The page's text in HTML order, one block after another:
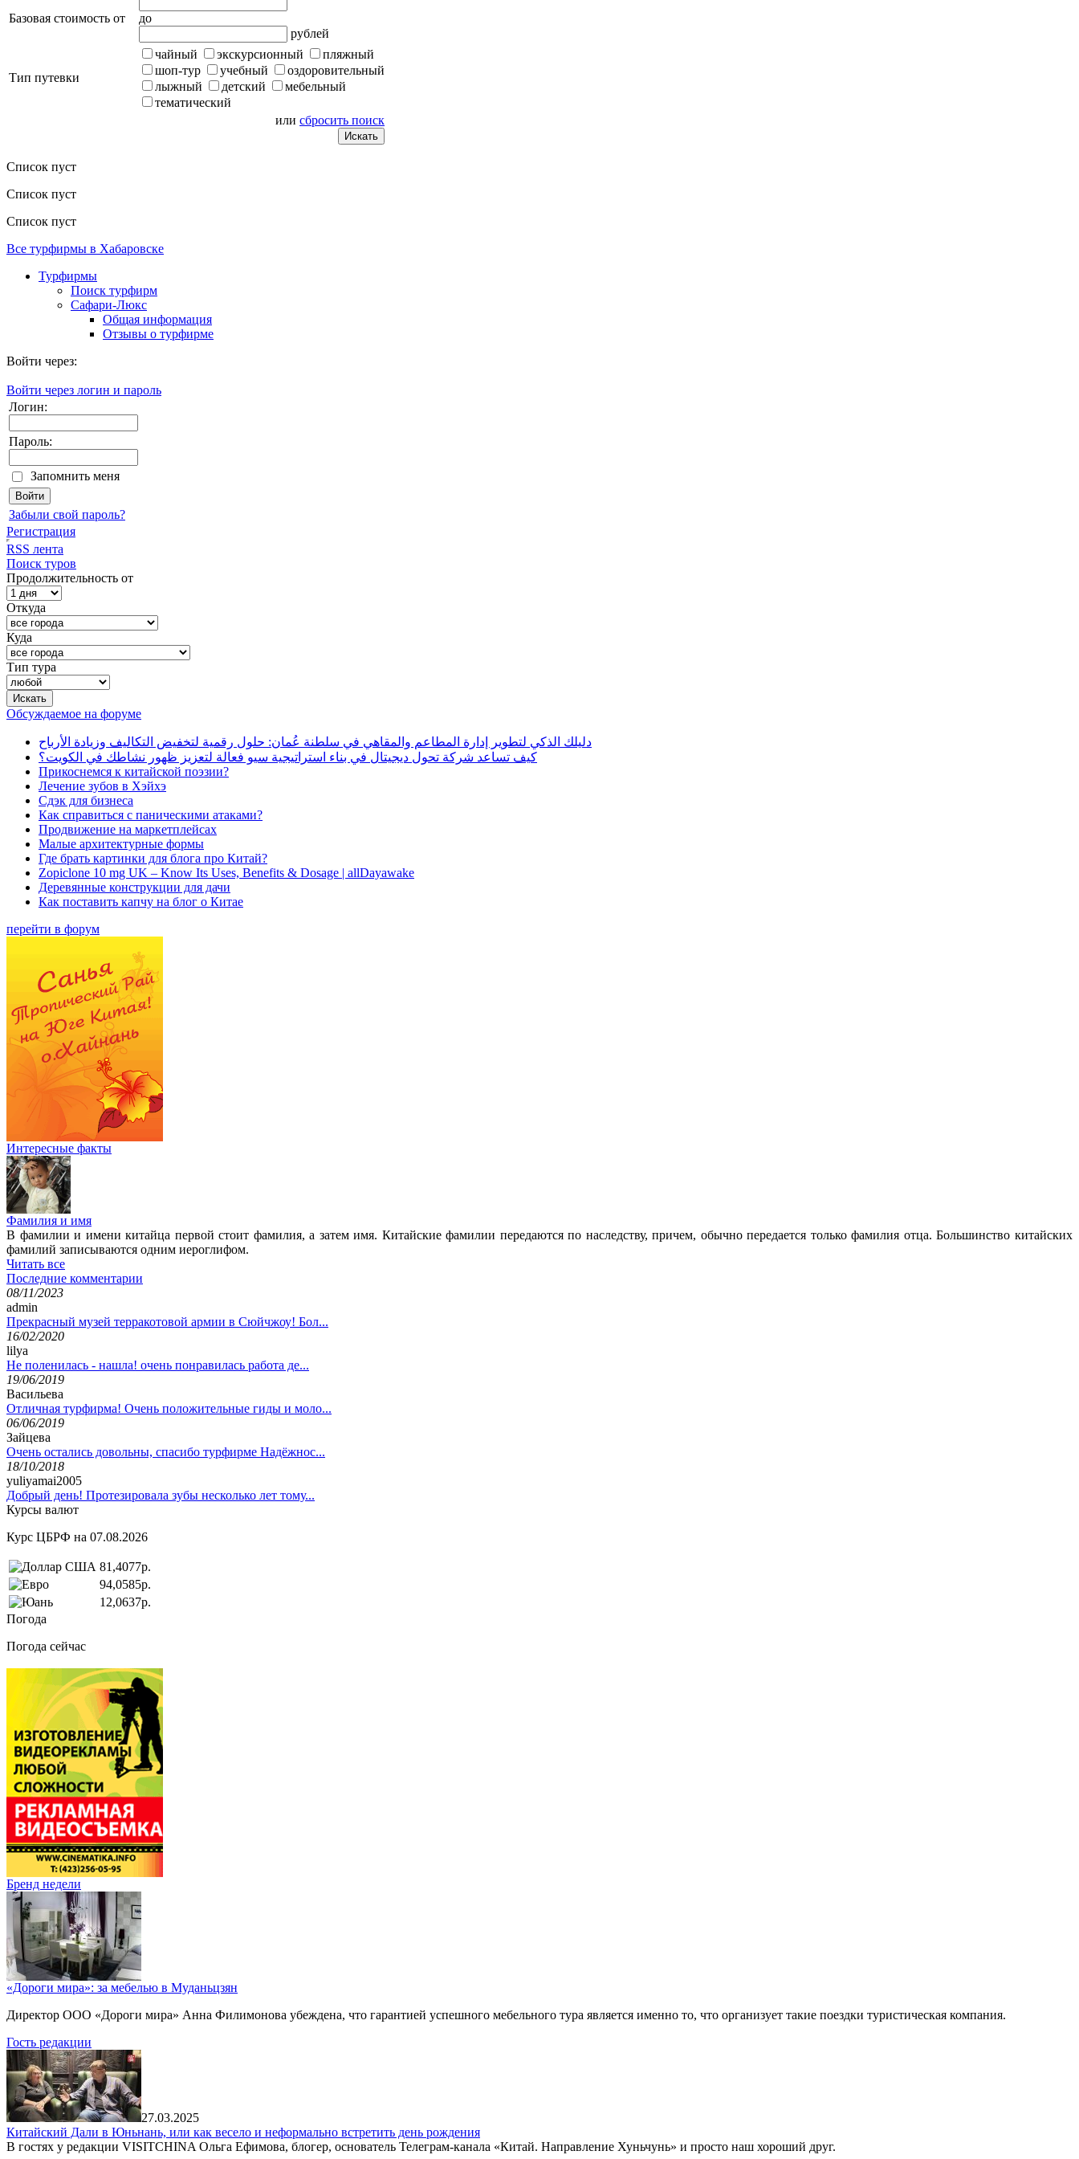
Базовая стоимость от
до
рублей
Тип путевки
чайный экскурсионный
пляжный
шоп-тур
учебный
оздоровительный
лыжный
детский
мебельный
тематический
или сбросить поиск
Список пуст
Список пуст
Список пуст
Все турфирмы в Хабаровске
Турфирмы
Поиск турфирм
Сафари-Люкс
Общая информация
Отзывы о турфирме
Войти через:
Войти через логин и пароль
Логин:
Пароль:
Запомнить меня
Забыли свой пароль?
Регистрация
RSS лента
Поиск туров
Продолжительность от
Откуда
Куда
Тип тура
Обсуждаемое на форуме
دليلك الذكي لتطوير إدارة المطاعم والمقاهي في سلطنة عُمان: حلول رقمية لتخفيض التكاليف وزيادة الأرباح
كيف تساعد شركة تحول ديجيتال في بناء استراتيجية سيو فعالة لتعزيز ظهور نشاطك في الكويت؟
Прикоснемся к китайской поэзии?
Лечение зубов в Хэйхэ
Сдэк для бизнеса
Как справиться с паническими атаками?
Продвижение на маркетплейсах
Малые архитектурные формы
Где брать картинки для блога про Китай?
Zopiclone 10 mg UK – Know Its Uses, Benefits & Dosage | allDayawake
Деревянные конструкции для дачи
Как поставить капчу на блог о Китае
перейти в форум
Интересные факты
Фамилия и имя
В фамилии и имени китайца первой стоит фамилия, а затем имя. Китайские фамилии передаются по наследству, причем, обычно передается только фамилия отца. Большинство китайских
фамилий записываются одним иероглифом.
Читать все
Последние комментарии
08/11/2023
admin
Прекрасный музей терракотовой армии в Сюйчжоу! Бол...
16/02/2020
lilya
Не поленилась - нашла! очень понравилась работа де...
19/06/2019
Васильева
Отличная турфирма! Очень положительные гиды и моло...
06/06/2019
Зайцева
Очень остались довольны, спасибо турфирме Надёжнос...
18/10/2018
yuliyamai2005
Добрый день! Протезировала зубы несколько лет тому...
Курсы валют
Курс ЦБРФ на 07.08.2026
81,4077р.
94,0585р.
12,0637р.
Погода
Погода сейчас
Бренд недели
«Дороги мира»: за мебелью в Муданьцзян
Директор ООО «Дороги мира» Анна Филимонова убеждена, что гарантией успешного мебельного тура является именно то, что организует такие поездки туристическая компания.
Гость редакции
27.03.2025
Китайский Дали в Юньнань, или как весело и неформально встретить день рождения
В гостях у редакции VISITCHINA Ольга Ефимова, блогер, основатель Телеграм-канала «Китай. Направление Хуньчунь» и просто наш хороший друг.